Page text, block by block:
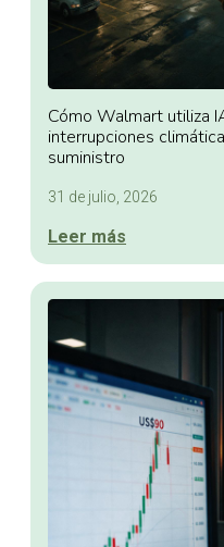
Cómo Walmart utiliza
interrupciones
suministro
31 de julio, 2026
Leer más